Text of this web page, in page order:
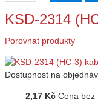
KSD-2314
Porovnat produkty
Dostupnost na
2,17 Kč Cena bez